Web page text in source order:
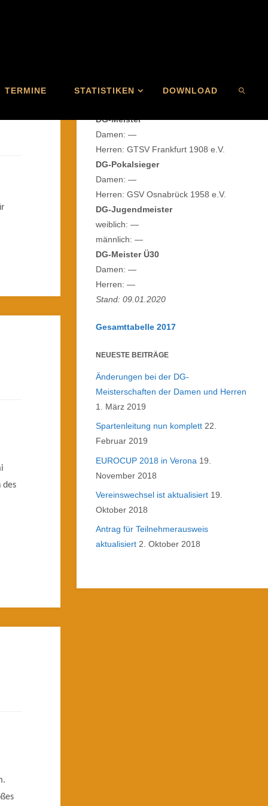
TERMINE STATISTIKEN DOWNLOAD
des
DG-Meister
Damen: —
Herren: GTSV Frankfurt 1908 e.V.
DG-Pokalsieger
Damen: —
Herren: GSV Osnabrück 1958 e.V.
DG-Jugendmeister
weiblich: —
männlich: —
DG-Meister Ü30
Damen: —
Herren: —
Stand: 09.01.2020
Gesamttabelle 2017
NEUESTE BEITRÄGE
Änderungen bei der DG-
Meisterschaften der Damen und Herren
1. März 2019
Spartenleitung nun komplett 22.
Februar 2019
EUROCUP 2018 in Verona 19.
November 2018
Vereinswechsel ist aktualisiert 19.
Oktober 2018
Antrag für Teilnehmerausweis
aktualisiert 2. Oktober 2018